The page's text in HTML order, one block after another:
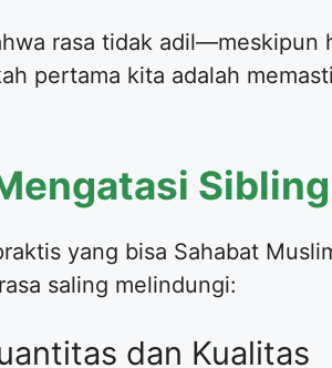
rasa tidak
pertama kita adalah
yang bisa Sahabat
saling melindungi:
dan Kualitas